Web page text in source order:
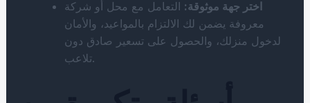
اختر جهة موثوقة: التعامل مع محل أو شركة
معروفة يضمن لك الالتزام بالمواعيد، والأمان
لدخول منزلك، والحصول على تسعير صادق دون
تلاعب.